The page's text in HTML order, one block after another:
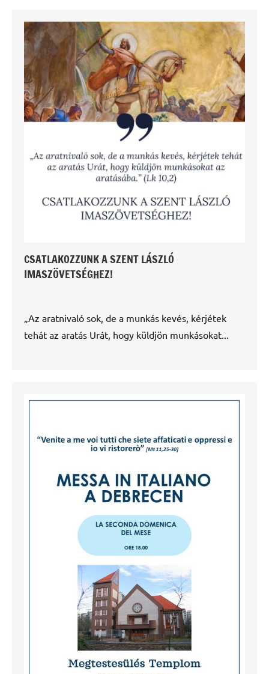
CSATLAKOZZUNK A SZENT LÁSZLÓ
IMASZÖVETSÉGHEZ!
„Az aratnivaló sok, de a munkás kevés, kérjétek
tehát az aratás Urát, hogy küldjön munkásokat...